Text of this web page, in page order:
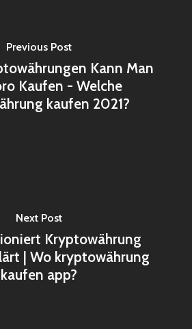
Previous Post
Kann Man
Kaufen - Welche
kaufen 2021?
Next Post
Kryptowährung
| Wo kryptowährung
kaufen app?